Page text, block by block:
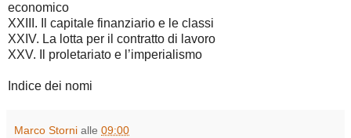
economico
XXIII. Il capitale finanziario e le classi
XXIV. La lotta per il contratto di lavoro
XXV. Il proletariato e l’imperialismo
Indice dei nomi
Marco Storni alle 09:00